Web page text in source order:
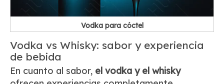
Vodka para cóctel
Vodka vs Whisky: sabor y experiencia
de bebida
En cuanto al sabor, el vodka y el whisky